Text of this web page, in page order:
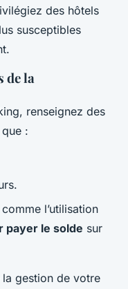
des hôtels
susceptibles
de la
renseignez des
:
l’utilisation
payer le solde sur
la gestion de votre